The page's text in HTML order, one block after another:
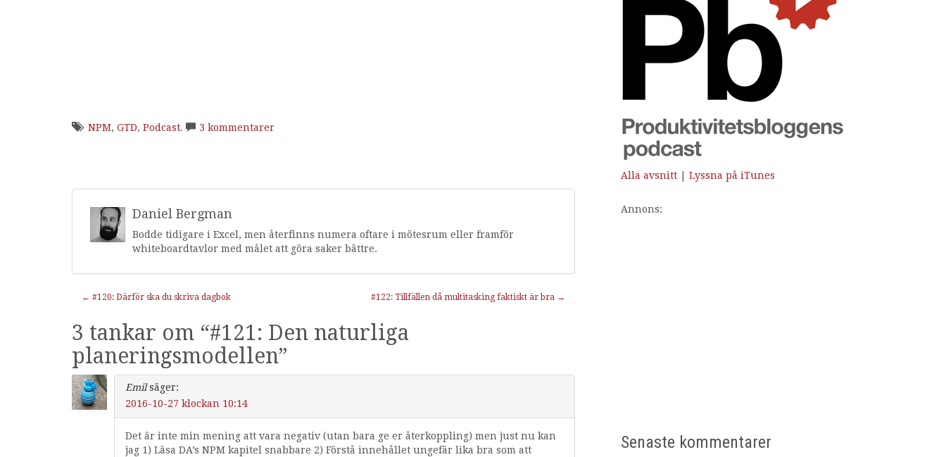
NPM, GTD, Podcast. 3 kommentarer
Daniel Bergman
Bodde tidigare i Excel, men återfinns numera oftare i mötesrum eller framför
whiteboardtavlor med målet att göra saker bättre.
Inläggnavigering
← #120: Därför ska du skriva dagbok #122: Tillfällen då multitasking faktiskt är bra →
3 tankar om “#121: Den naturliga
planeringsmodellen”
Emil säger:
2016-10-27 klockan 10:14
Det är inte min mening att vara negativ (utan bara ge er återkoppling) men just nu kan
jag 1) Läsa DA’s NPM kapitel snabbare 2) Förstå innehållet ungefär lika bra som att
Alla avsnitt Lyssna på iTunes
Annons:
Senaste kommentarer